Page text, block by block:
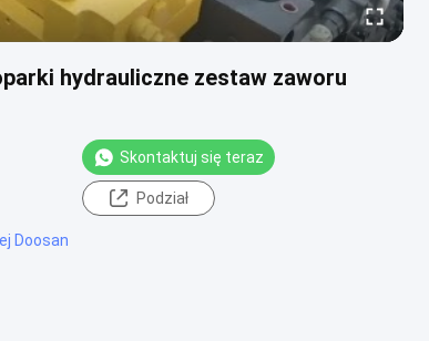
hydrauliczne zestaw zaworu
Skontaktuj się teraz
Podział
Doosan